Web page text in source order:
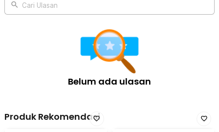
Cari Ulasan
Belum ada ulasan
Produk Rekomendasi